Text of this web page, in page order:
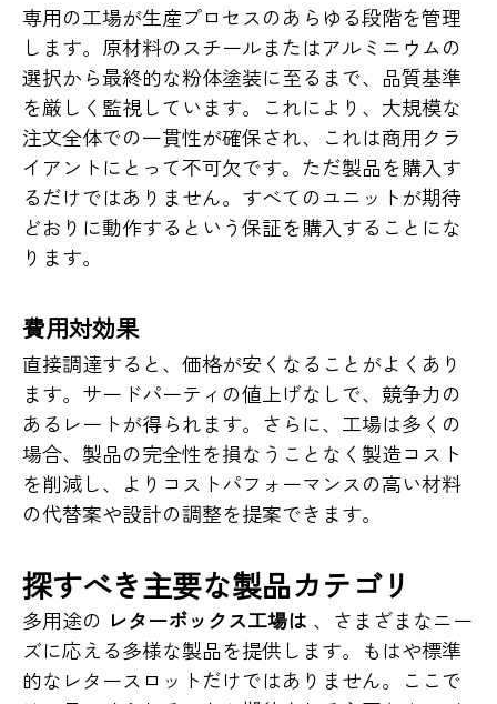
専用の工場が生産プロセスのあらゆる段階を管理
します。原材料のスチールまたはアルミニウムの
選択から最終的な粉体塗装に至るまで、品質基準
を厳しく監視しています。これにより、大規模な
注文全体での一貫性が確保され、これは商用クラ
イアントにとって不可欠です。ただ製品を購入す
るだけではありません。すべてのユニットが期待
どおりに動作するという保証を購入することにな
ります。
費用対効果
直接調達すると、価格が安くなることがよくあり
ます。サードパーティの値上げなしで、競争力の
あるレートが得られます。さらに、工場は多くの
場合、製品の完全性を損なうことなく製造コスト
を削減し、よりコストパフォーマンスの高い材料
の代替案や設計の調整を提案できます。
探すべき主要な製品カテゴリ
多用途の レターボックス工場は 、さまざまなニー
ズに応える多様な製品を提供します。もはや標準
的なレタースロットだけではありません。ここで